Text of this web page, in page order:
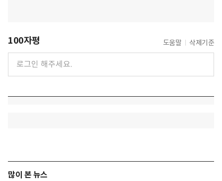
100자평 도움말 삭제기준
많이 본 뉴스